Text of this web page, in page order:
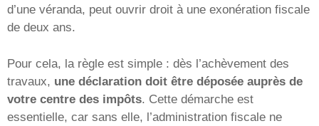
d’une véranda, peut ouvrir droit à une exonération fiscale
de deux ans.
Pour cela, la règle est simple : dès l’achèvement des
travaux, une déclaration doit être déposée auprès de
votre centre des impôts. Cette démarche est
essentielle, car sans elle, l’administration fiscale ne